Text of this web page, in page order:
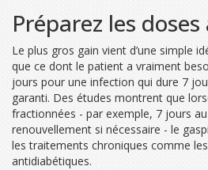
Préparez les
Le plus gros gain vient d’une simple
que ce dont le patient a vraiment
jours pour une infection qui dure 7
garanti. Des études montrent que
fractionnées - par exemple, 7 jours
renouvellement si nécessaire - le
les traitements chroniques comme
antidiabétiques.